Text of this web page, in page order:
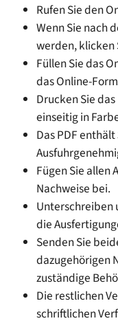
Rufen Sie den
Wenn Sie nach
werden, klicken
Füllen Sie das
das Online-
Drucken Sie
einseitig in
Das PDF
Fügen Sie allen
Nachweise bei.
Unterschreiben
die
Senden Sie
dazugehörigen
zuständige
Die restlichen
schriftlichen